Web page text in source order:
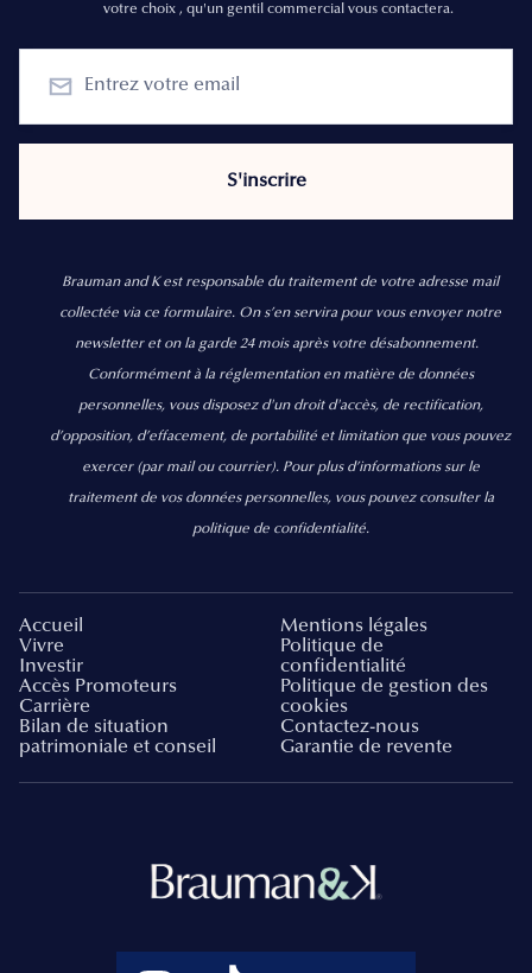
votre choix , qu'un gentil commercial vous contactera.
Brauman and K est responsable du traitement de votre adresse mail
collectée via ce formulaire. On s’en servira pour vous envoyer notre
newsletter et on la garde 24 mois après votre désabonnement.
Conformément à la réglementation en matière de données
personnelles, vous disposez d'un droit d'accès, de rectification,
d’opposition, d’effacement, de portabilité et limitation que vous pouvez
exercer (par mail ou courrier). Pour plus d’informations sur le
traitement de vos données personnelles, vous pouvez consulter la
politique de confidentialité.
Accueil
Vivre
Investir
Accès Promoteurs
Carrière
Bilan de situation
patrimoniale et conseil
Mentions légales
Politique de
confidentialité
Politique de gestion des
cookies
Contactez-nous
Garantie de revente